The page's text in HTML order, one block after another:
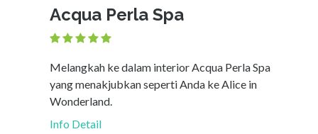
Acqua Perla Spa
Melangkah ke dalam interior Acqua Perla Spa
yang menakjubkan seperti Anda ke Alice in
Wonderland.
Info Detail